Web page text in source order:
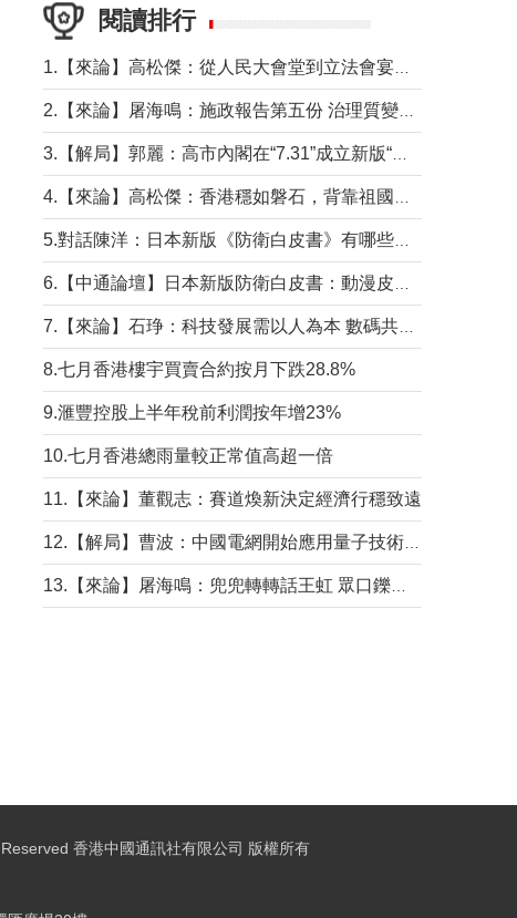
閱讀排行
8.七月香港樓宇買賣合約按月下跌28.8%
9.滙豐控股上半年稅前利潤按年增23%
10.七月香港總雨量較正常值高超一倍
11.【來論】董觀志：賽道煥新決定經濟行穩致遠
香港中國通訊社有限公司 版權所有